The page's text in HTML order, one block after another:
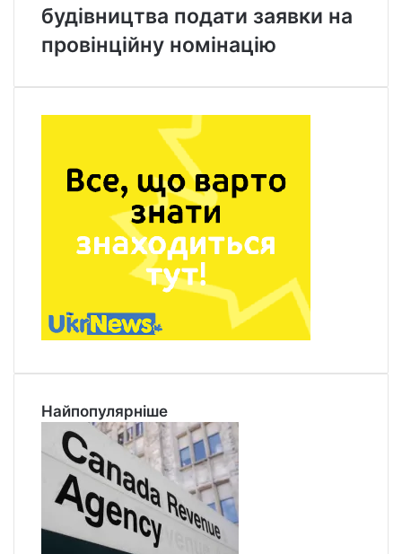
будівництва подати заявки на
провінційну номінацію
Найпопулярніше